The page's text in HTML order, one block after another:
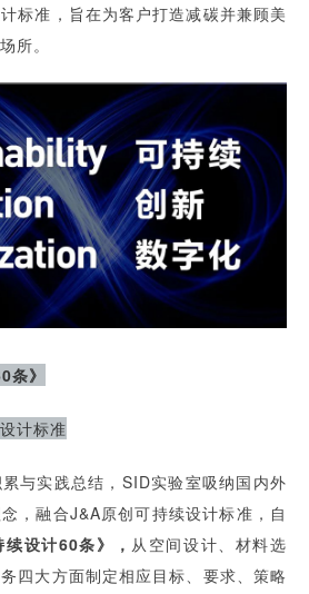
标准，旨在为客户打造减碳并兼顾美
所。
》
计标准
与实践总结，SID实验室吸纳国内外
，融合J&A原创可持续设计标准，自
续设计60条》， 从空间设计、材料选
四大方面制定相应目标、要求、策略